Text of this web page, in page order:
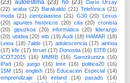
(23) autoestima (23) hó (23)
Darío Urzay
(22) araba (22) Barakaldo (21) Telefónica (21)
moda (21) zientziaastea (21) G30 (20)
Lexus
(20) apuntes históricos (20) cita (20) cronista
(20)
gipuzkoa (20) informática (20)
liderazgo
(20) ubidea (20) etb (19) Audi (18) HAMAR (18)
Leioa (18) 7alde (17) adolescencia (17) ainhoa
(17) kfe (17) teruel (17) Donostia (16) EITB (16)
ICOT2015 (16) MMRB (16) Sarezkuntza (16)
iPad (16) juego (16) leire (16) politica20 (16)
15M (15) english (15) Educación Especial (14)
emprendizaje
(14) ireland (14) pasado
(14)